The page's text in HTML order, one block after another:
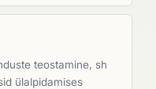
teostamine, sh
ülalpidamises